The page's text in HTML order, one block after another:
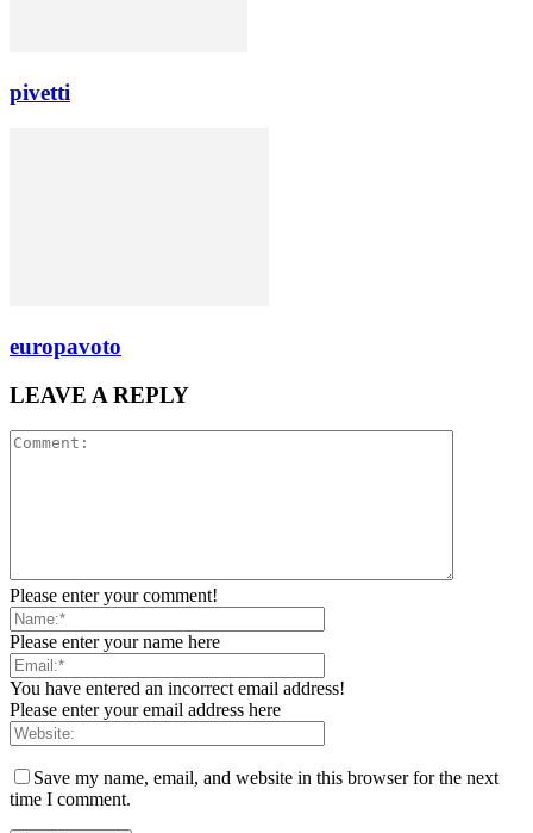
pivetti
europavoto
LEAVE A REPLY
Please enter your comment!
Please enter your name here
You have entered an incorrect email address!
Please enter your email address here
Save my name, email, and website in this browser for the next
time I comment.